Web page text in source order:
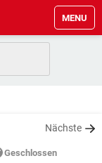
MENU
Nächste
Geschlossen